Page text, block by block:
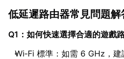
低延遲路由器常見問題解
Q1：如何快速選擇合適的遊戲
Wi‑Fi 標準：如需 6 GHz，